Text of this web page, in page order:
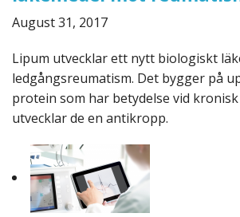
August 31, 2017
Lipum utvecklar ett nytt biologiskt
ledgångsreumatism. Det bygger på
protein som har betydelse vid
utvecklar de en antikropp.